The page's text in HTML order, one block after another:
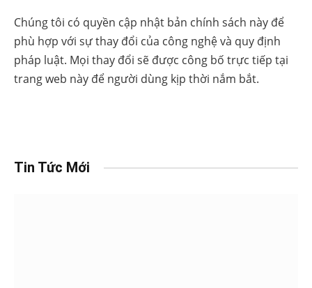
Chúng tôi có quyền cập nhật bản chính sách này để
phù hợp với sự thay đổi của công nghệ và quy định
pháp luật. Mọi thay đổi sẽ được công bố trực tiếp tại
trang web này để người dùng kịp thời nắm bắt.
Tin Tức Mới